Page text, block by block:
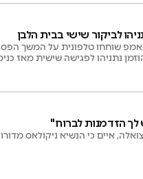
לביקור שישי בבית הלבן
שוחחו טלפונית על המשך
נתניהו לפגישה שישית מאז
הזדמנות לברוח"
איים כי הנשיא ניקולאס